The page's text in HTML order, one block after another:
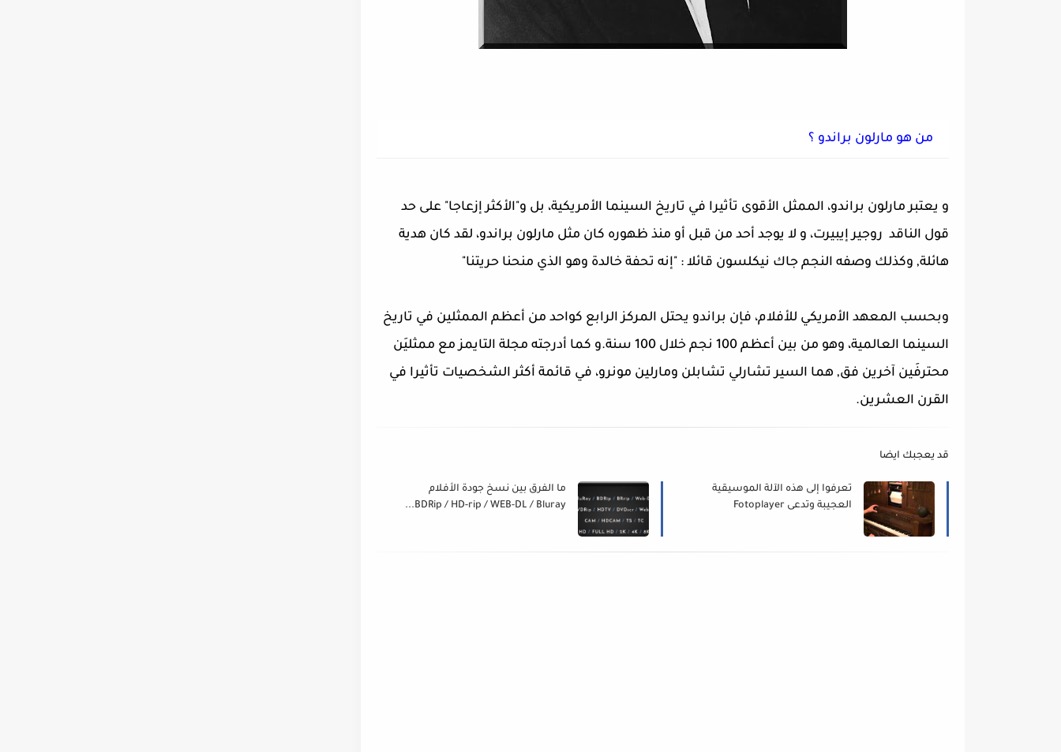
من هو مارلون براندو ؟
و يعتبر مارلون براندو، الممثل الأقوى تأثيرا في تاريخ السينما الأمريكية، بل و"الأكثر إزعاجا" على حد
قول الناقد روجير إيبيرت، و لا يوجد أحد من قبل أو منذ ظهوره كان مثل مارلون براندو، لقد كان هدية
هائلة, وكذلك وصفه النجم جاك نيكلسون قائلا : "إنه تحفة خالدة وهو الذي منحنا حريتنا"
وبحسب المعهد الأمريكي للأفلام، فإن براندو يحتل المركز الرابع كواحد من أعظم الممثلين في تاريخ
السينما العالمية، وهو من بين أعظم 100 نجم خلال 100 سنة.و كما أدرجته مجلة التايمز مع ممثليَن
محترفَين آخرين فق, هما السير تشارلي تشابلن ومارلين مونرو، في قائمة أكثر الشخصيات تأثيرا في
القرن العشرين.
قد يعجبك ايضا
تعرفوا إلى هذه الآلة الموسيقية
العجيبة وتدعى Fotoplayer
ما الفرق بين نسخ جودة الأفلام
BDRip / HD-rip / WEB-DL / Bluray...